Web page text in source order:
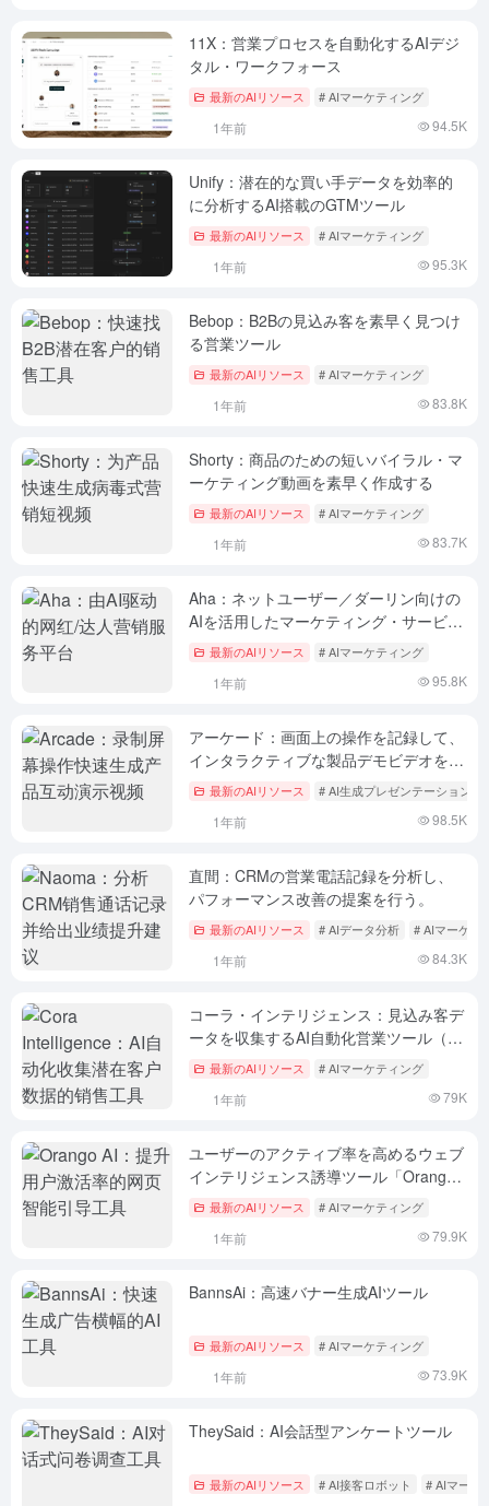
11X：営業プロセスを自動化するAIデジ
タル・ワークフォース
最新のAIリソース # AIマーケティング
1年前 94.5K
Unify：潜在的な買い手データを効率的
に分析するAI搭載のGTMツール
最新のAIリソース # AIマーケティング
1年前 95.3K
Bebop：B2Bの見込み客を素早く見つけ
る営業ツール
最新のAIリソース # AIマーケティング
1年前 83.8K
Shorty：商品のための短いバイラル・マ
ーケティング動画を素早く作成する
最新のAIリソース # AIマーケティング
1年前 83.7K
Aha：ネットユーザー／ダーリン向けの
AIを活用したマーケティング・サービ
ス・プラットフォーム
最新のAIリソース # AIマーケティング
1年前 95.8K
アーケード：画面上の操作を記録して、
インタラクティブな製品デモビデオをす
ばやく作成できます。
最新のAIリソース # AI生成プレゼンテーション/
1年前 98.5K
直間：CRMの営業電話記録を分析し、
パフォーマンス改善の提案を行う。
最新のAIリソース # AIデータ分析 # AIマーケテ
1年前 84.3K
コーラ・インテリジェンス：見込み客デ
ータを収集するAI自動化営業ツール（有
料）最新のAIリソース # AIマーケティング
1年前 79K
ユーザーのアクティブ率を高めるウェブ
インテリジェンス誘導ツール「Orango
AI 最新のAIリソース # AIマーケティング
1年前 79.9K
BannsAi：高速バナー生成AIツール
最新のAIリソース # AIマーケティング
1年前 73.9K
TheySaid：AI会話型アンケートツール
最新のAIリソース # AI接客ロボット # AIマーケ